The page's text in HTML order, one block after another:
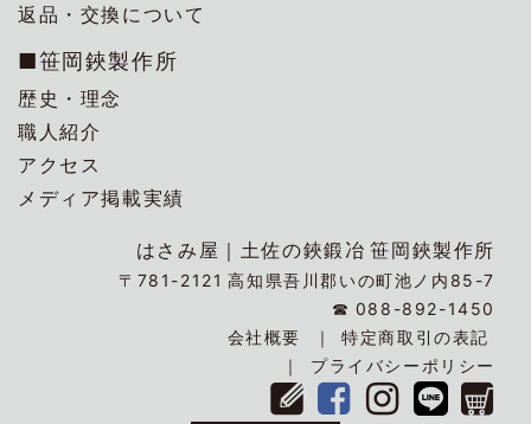
返品・交換について
■笹岡鋏製作所
歴史・理念
職人紹介
アクセス
メディア掲載実績
はさみ屋｜ 土佐の鋏鍛冶 笹岡鋏製作所
〒781-2121 高知県吾川郡いの町池ノ内85-7
☎ 088-892-1450
会社概要
特定商取引の表記
プライバシーポリシー